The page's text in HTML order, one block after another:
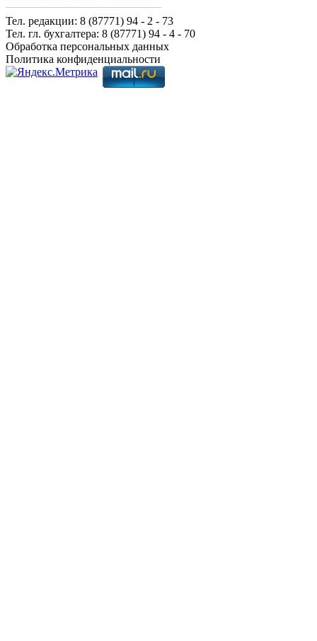
Тел. редакции: 8 (87771) 94 - 2 - 73
Тел. гл. бухгалтера: 8 (87771) 94 - 4 - 70
Обработка персональных данных
Политика конфиденциальности